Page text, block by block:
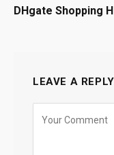
DHgate Shopping
LEAVE A REPLY